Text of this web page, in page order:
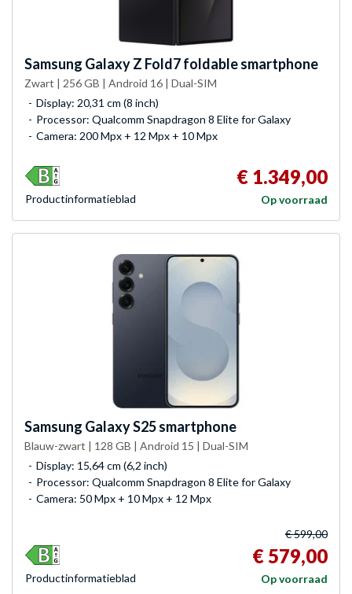
Samsung Galaxy Z Fold7 foldable smartphone
Zwart | 256 GB | Android 16 | Dual-SIM
Display: 20,31 cm (8 inch)
Processor: Qualcomm Snapdragon 8 Elite for Galaxy
Camera: 200 Mpx + 12 Mpx + 10 Mpx
€ 1.349,00
Op voorraad
Product­informatieblad
Samsung Galaxy S25 smartphone
Blauw-zwart | 128 GB | Android 15 | Dual-SIM
Display: 15,64 cm (6,2 inch)
Processor: Qualcomm Snapdragon 8 Elite for Galaxy
Camera: 50 Mpx + 10 Mpx + 12 Mpx
€ 599,00
€ 579,00
Op voorraad
Product­informatieblad